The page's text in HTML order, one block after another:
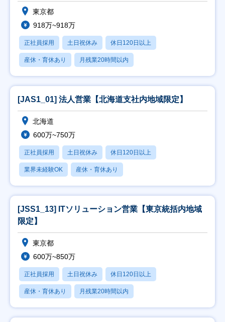
東京都
918万~918万
正社員採用 土日祝休み 休日120日以上
産休・育休あり 月残業20時間以内
[JAS1_01] 法人営業【北海道支社内地域限定】
北海道
600万~750万
正社員採用 土日祝休み 休日120日以上
業界未経験OK 産休・育休あり
[JSS1_13] ITソリューション営業【東京統括内地域
限定】
東京都
600万~850万
正社員採用 土日祝休み 休日120日以上
産休・育休あり 月残業20時間以内